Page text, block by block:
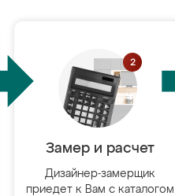
Замер и расчет
Дизайнер-замерщик
приедет к Вам с каталогом